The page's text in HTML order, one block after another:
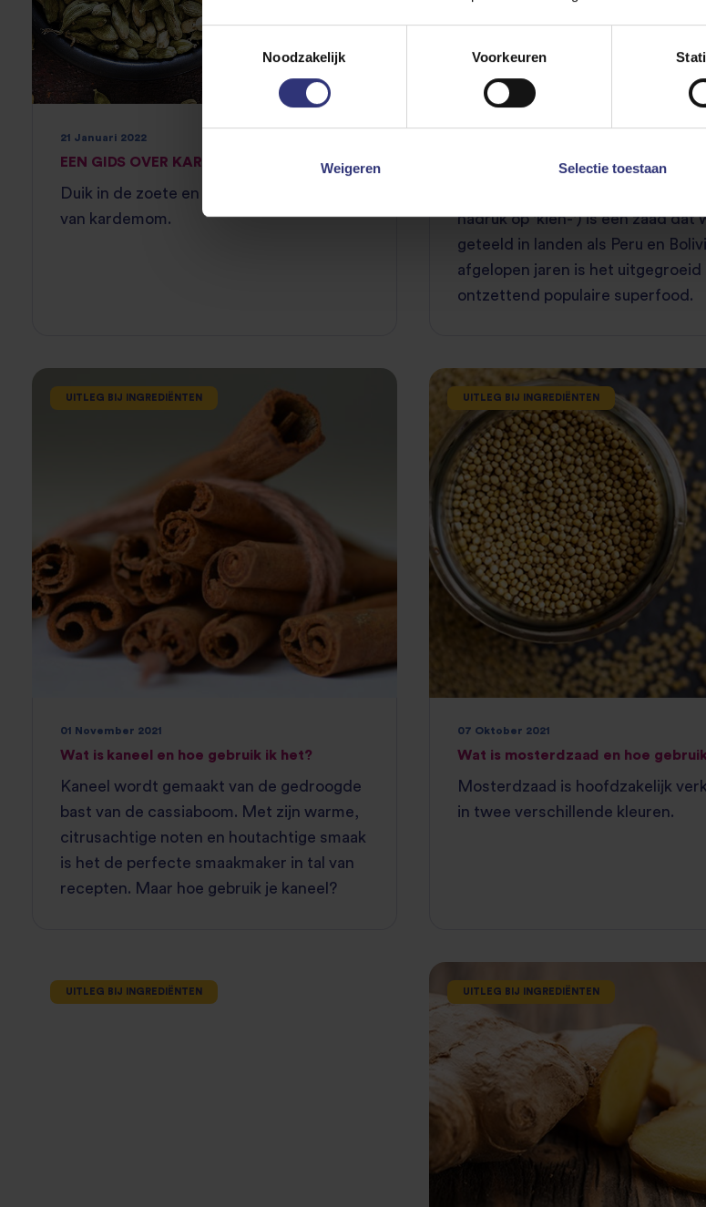
Toestemmingsselectie
Noodzakelijk
Voorkeuren
Weigeren Selectie toestaan
21 Januari 2022
EEN GIDS OVER KARDEMOM
Duik in de zoete en kruidige complexiteit
van kardemom.
Alles over quinoa
nadruk op 'kien-') is een zaad dat
geteeld in landen als Peru en
afgelopen jaren is het uitgegroeid
ontzettend populaire superfood.
UITLEG BIJ INGREDIËNTEN
01 November 2021
Wat is kaneel en hoe gebruik ik het?
Kaneel wordt gemaakt van de gedroogde
bast van de cassiaboom. Met zijn warme,
citrusachtige noten en houtachtige smaak
is het de perfecte smaakmaker in tal van
recepten. Maar hoe gebruik je kaneel?
UITLEG BIJ INGREDIËNTEN
07 Oktober 2021
Wat is mosterdzaad en hoe
Mosterdzaad is hoofdzakelijk
in twee verschillende kleuren.
UITLEG BIJ INGREDIËNTEN UITLEG BIJ INGREDIËNTEN